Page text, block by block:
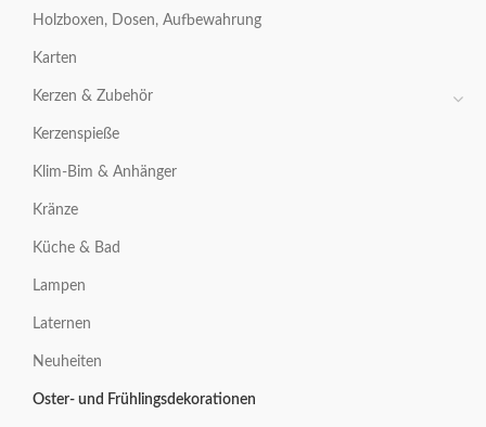
Holzboxen, Dosen, Aufbewahrung
Karten
Kerzen & Zubehör
Kerzenspieße
Klim-Bim & Anhänger
Kränze
Küche & Bad
Lampen
Laternen
Neuheiten
Oster- und Frühlingsdekorationen